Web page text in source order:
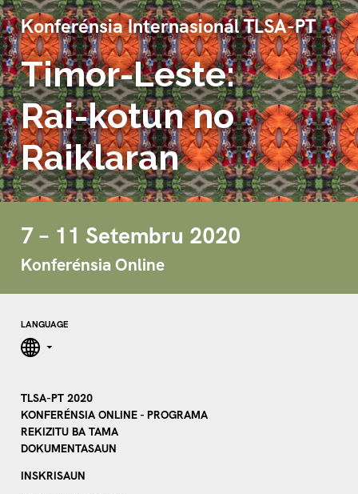
Konferénsia Internasionál TLSA-PT
Timor-Leste:
Rai-kotun no
Raiklaran
7 – 11 Setembru 2020
Konferénsia Online
LANGUAGE
TLSA-PT 2020
KONFERÉNSIA ONLINE - PROGRAMA
REKIZITU BA TAMA
DOKUMENTASAUN
INSKRISAUN